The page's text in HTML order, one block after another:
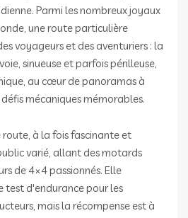
Parmi les nombreux joyaux
une route particulière
voyageurs et des aventuriers : la
sinueuse et parfois périlleuse,
au cœur de panoramas à
mécaniques mémorables.
à la fois fascinante et
varié, allant des motards
de 4×4 passionnés. Elle
test d'endurance pour les
mais la récompense est à